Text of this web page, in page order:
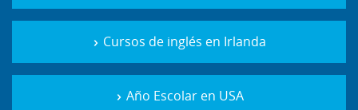
Cursos de inglés en Irlanda
Año Escolar en USA